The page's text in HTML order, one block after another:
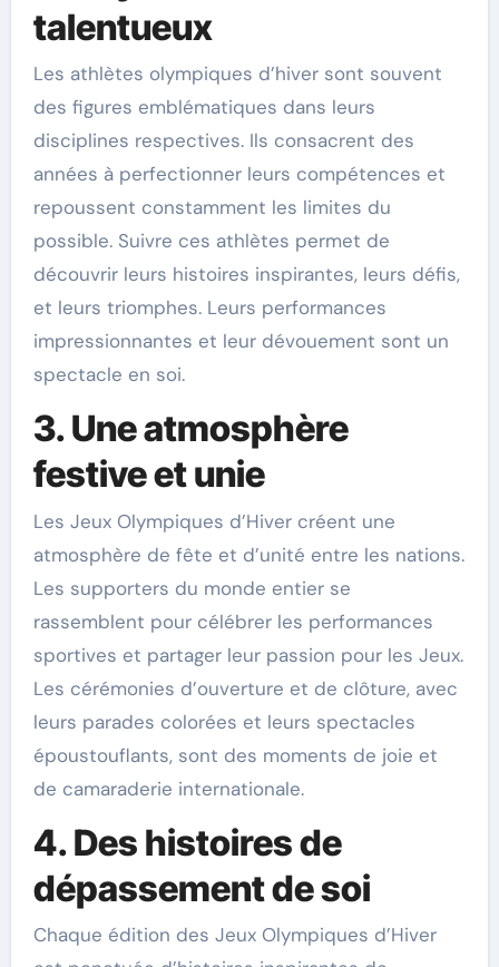
talentueux
Les athlètes olympiques d’hiver sont souvent
des figures emblématiques dans leurs
disciplines respectives. Ils consacrent des
années à perfectionner leurs compétences et
repoussent constamment les limites du
possible. Suivre ces athlètes permet de
découvrir leurs histoires inspirantes, leurs défis,
et leurs triomphes. Leurs performances
impressionnantes et leur dévouement sont un
spectacle en soi.
3. Une atmosphère
festive et unie
Les Jeux Olympiques d’Hiver créent une
atmosphère de fête et d’unité entre les nations.
Les supporters du monde entier se
rassemblent pour célébrer les performances
sportives et partager leur passion pour les Jeux.
Les cérémonies d’ouverture et de clôture, avec
leurs parades colorées et leurs spectacles
époustouflants, sont des moments de joie et
de camaraderie internationale.
4. Des histoires de
dépassement de soi
Chaque édition des Jeux Olympiques d’Hiver